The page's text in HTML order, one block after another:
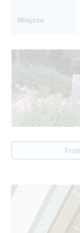
Miejsce